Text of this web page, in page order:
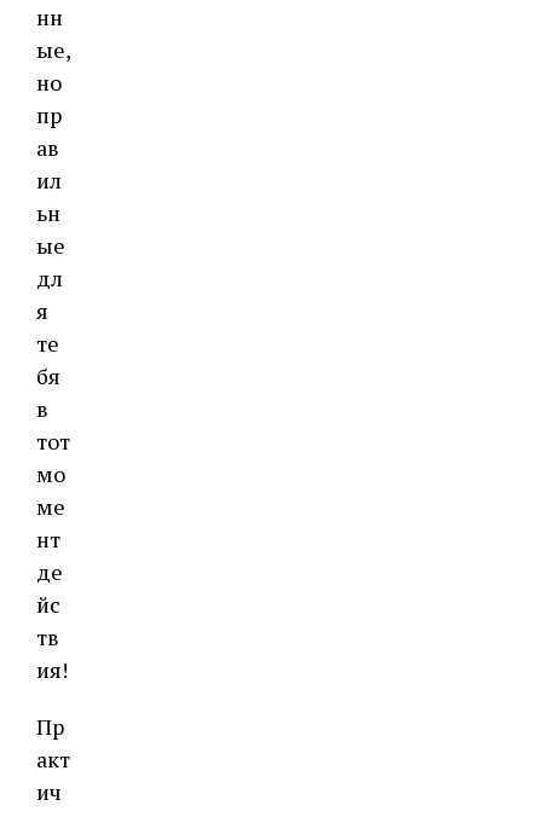
нн
ые,
но
пр
ав
ил
ьн
ые
дл
я
те
бя
в
тот
мо
ме
нт
де
йс
тв
ия!
Пр
акт
ич